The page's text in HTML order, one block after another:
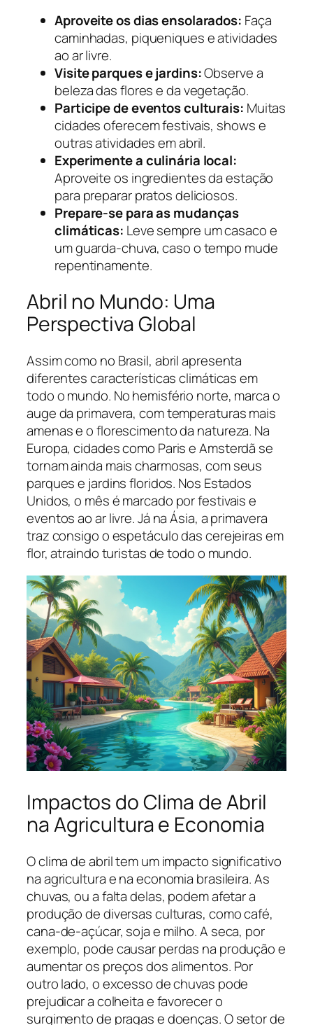
Aproveite os dias ensolarados: Faça
caminhadas, piqueniques e atividades
ao ar livre.
Visite parques e jardins:Observe a
beleza das flores e da vegetação.
Participe de eventos culturais: Muitas
cidades oferecem festivais, shows e
outras atividades em abril.
Experimente a culinária local:
Aproveite os ingredientes da estação
para preparar pratos deliciosos.
Prepare-se para as mudanças
climáticas: Leve sempre um casaco e
um guarda-chuva, caso o tempo mude
repentinamente.
Abril no Mundo: Uma
Perspectiva Global
Assim como no Brasil, abril apresenta
diferentes características climáticas em
todo o mundo. No hemisfério norte, marca o
auge da primavera, com temperaturas mais
amenas e o florescimento da natureza. Na
Europa, cidades como Paris e Amsterdã se
tornam ainda mais charmosas, com seus
parques e jardins floridos. Nos Estados
Unidos, o mês é marcado por festivais e
eventos ao ar livre. Já na Ásia, a primavera
traz consigo o espetáculo das cerejeiras em
flor, atraindo turistas de todo o mundo.
Impactos do Clima de Abril
na Agricultura e Economia
O clima de abril tem um impacto significativo
na agricultura e na economia brasileira. As
chuvas, ou a falta delas, podem afetar a
produção de diversas culturas, como café,
cana-de-açúcar, soja e milho. A seca, por
exemplo, pode causar perdas na produção e
aumentar os preços dos alimentos. Por
outro lado, o excesso de chuvas pode
prejudicar a colheita e favorecer o
surgimento de pragas e doenças. O setor de